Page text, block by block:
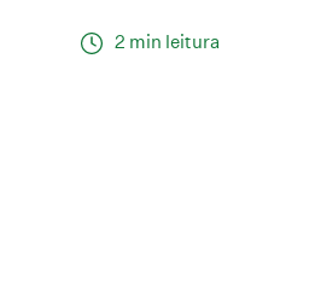
2 min leitura